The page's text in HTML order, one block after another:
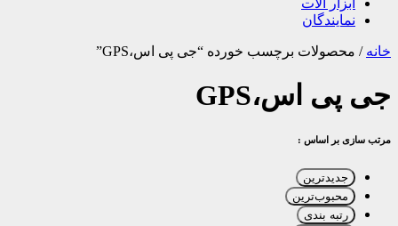
ابزار آلات
نمایندگان
خانه / محصولات برچسب خورده “جی پی اس،GPS”
جی پی اس،GPS
مرتب سازی بر اساس :
جدیدترین
محبوب‌ترین
رتبه بندی